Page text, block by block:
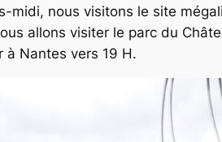
midi, nous visitons le site
allons visiter le parc du
à Nantes vers 19 H.